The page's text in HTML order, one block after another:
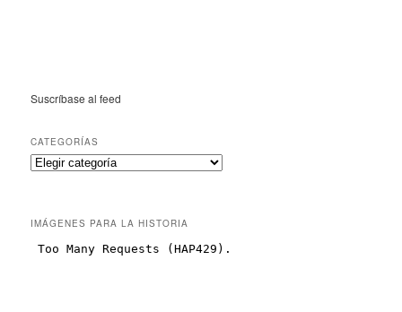
Suscríbase al feed
CATEGORÍAS
IMÁGENES PARA LA HISTORIA